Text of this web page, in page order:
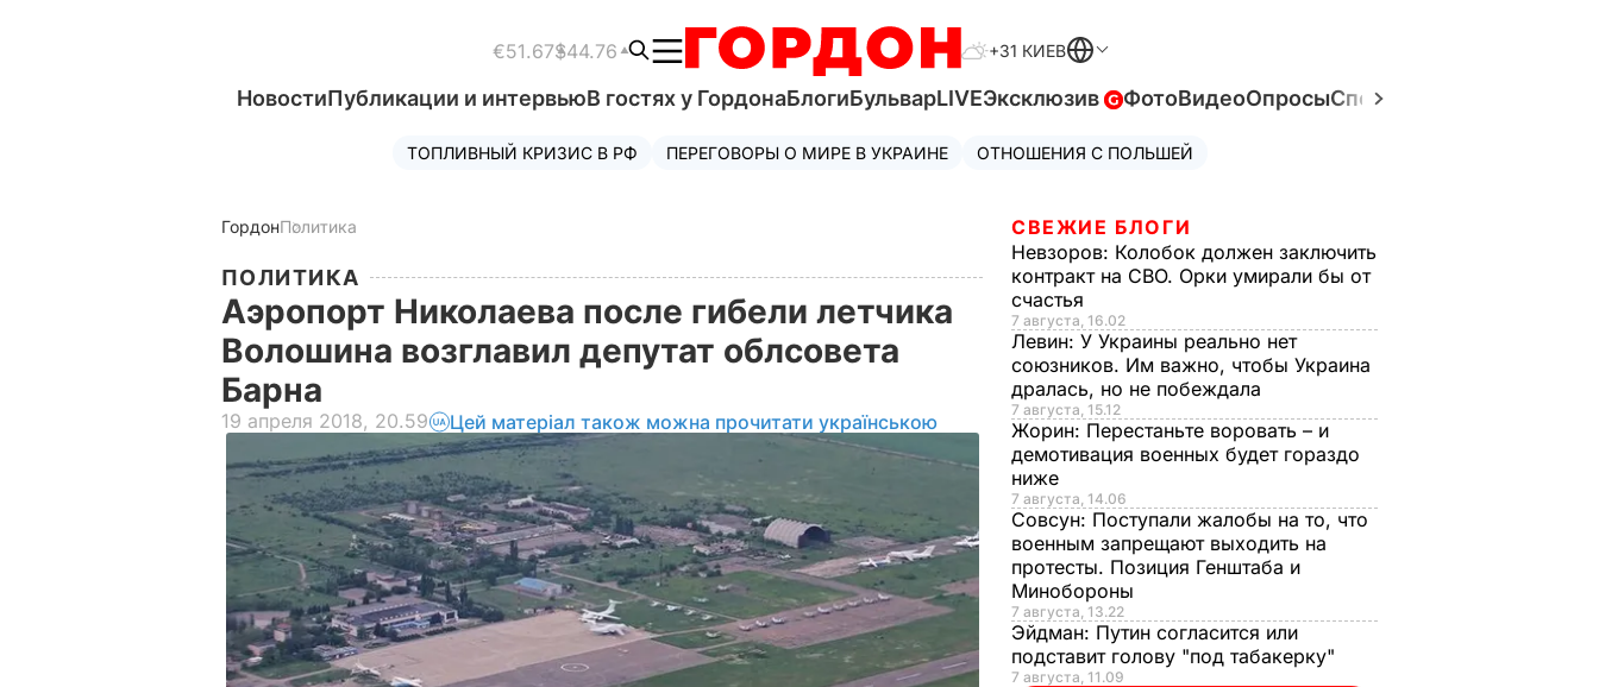
€51.67$44.76 +31 КИЕВ
НовостиПубликации и интервьюВ гостях у ГордонаБлогиБульварLIVEЭксклюзив ФотоВидеоОпросыСпецпроекты
ТОПЛИВНЫЙ КРИЗИС В РФ ПЕРЕГОВОРЫ О МИРЕ В УКРАИНЕ ОТНОШЕНИЯ С ПОЛЬШЕЙ
ГордонПолитика
ПОЛИТИКА
Аэропорт Николаева после гибели летчика
Волошина возглавил депутат облсовета
Барна
19 апреля 2018, 20.59 Цей матеріал також можна прочитати українською
СВЕЖИЕ БЛОГИ
Невзоров: Колобок должен заключить
контракт на СВО. Орки умирали бы от
счастья
7 августа, 16.02
Левин: У Украины реально нет
союзников. Им важно, чтобы Украина
дралась, но не побеждала
7 августа, 15.12
Жорин: Перестаньте воровать – и
демотивация военных будет гораздо
ниже
7 августа, 14.06
Совсун: Поступали жалобы на то, что
военным запрещают выходить на
протесты. Позиция Генштаба и
Минобороны
7 августа, 13.22
Эйдман: Путин согласится или
подставит голову "под табакерку"
7 августа, 11.09